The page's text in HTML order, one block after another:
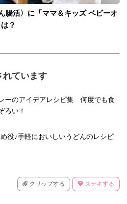
腸活〉に「ママ＆キッズ ベビーオ
？
れています
ーのアイデアレシピ集 何度でも食
ろい！
役♪手軽においしいうどんのレシピ
クリップする ステキする